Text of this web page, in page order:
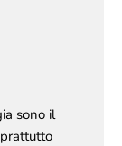
sono il